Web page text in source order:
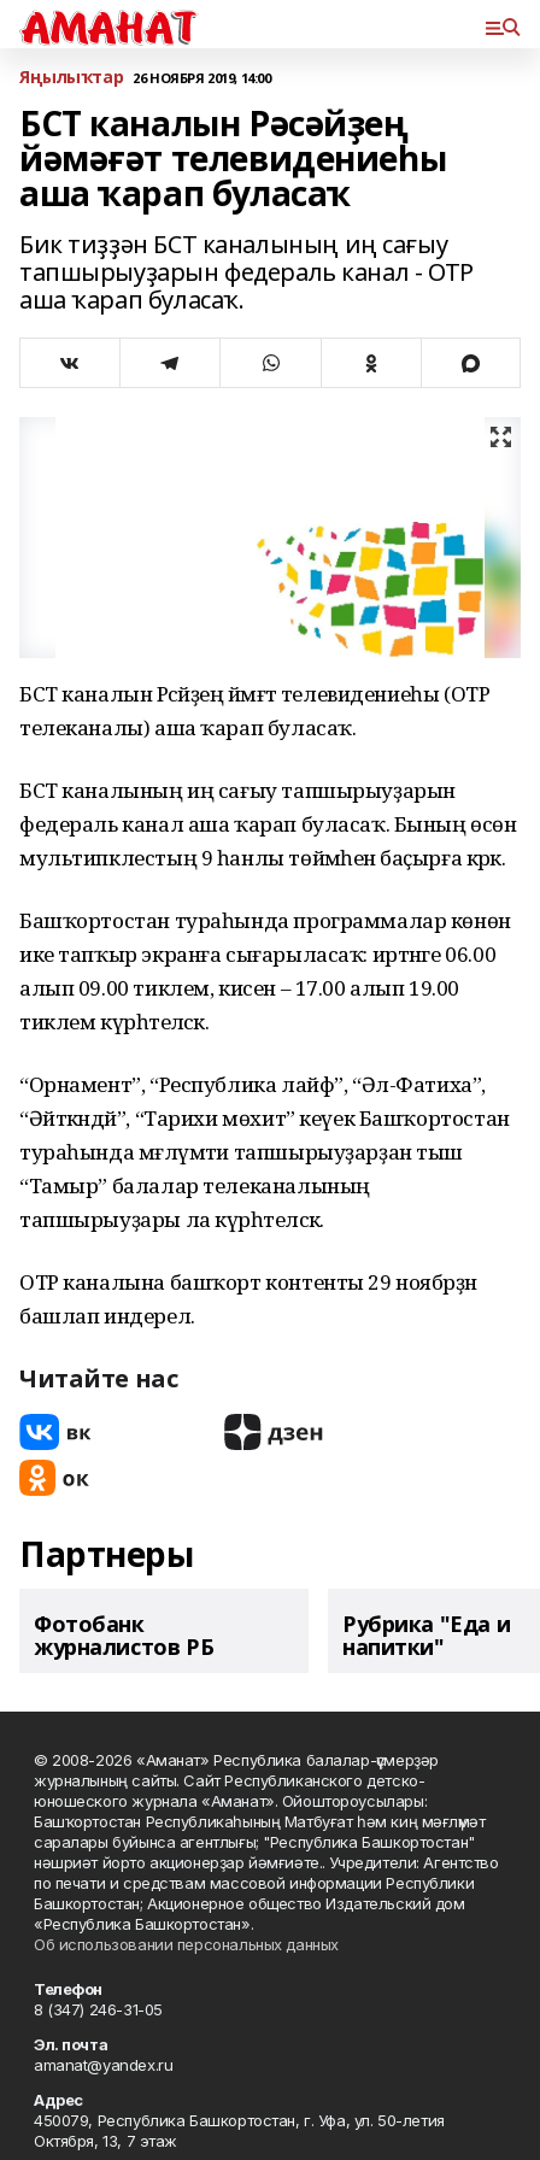
Яңылыҡтар 26 НОЯБРЯ 2019, 14:00
БСТ каналын Рәсәйҙең
йәмәғәт телевидениеһы
аша ҡарап буласаҡ
Бик тиҙҙән БСТ каналының иң сағыу
тапшырыуҙарын федераль канал - ОТР
аша ҡарап буласаҡ.
БСТ каналын Рәсәйҙең йәмәғәт телевидениеһы (ОТР
телеканалы) аша ҡарап буласаҡ.
БСТ каналының иң сағыу тапшырыуҙарын
федераль канал аша ҡарап буласаҡ. Бының өсөн
мультипклестың 9 һанлы төймәһенә баҫырға кәрәк.
Башҡортостан тураһында программалар көнөнә
ике тапҡыр экранға сығарыласаҡ: иртәнге 06.00
алып 09.00 тиклем, кисен – 17.00 алып 19.00
тиклем күрһәтеләсәк.
“Орнамент”, “Республика лайф”, “Әл-Фатиха”,
“Әйткәндәй”, “Тарихи мөхит” кеүек Башҡортостан
тураһында мәғлүмәти тапшырыуҙарҙан тыш
“Тамыр” балалар телеканалының
тапшырыуҙары ла күрһәтеләсәк.
ОТР каналына башҡорт контенты 29 ноябрҙән
башлап индерелә.
Читайте нас
Партнеры
Фотобанк
журналистов РБ
Рубрика "Еда и
напитки"
© 2008-2026 «Аманат» Республика балалар-үҫмерҙәр
журналының сайты. Сайт Республиканского детско-
юношеского журнала «Аманат». Ойоштороусылары:
Башҡортостан Республикаһының Матбуғат һәм киң мәғлүмәт
саралары буйынса агентлығы; "Республика Башкортостан"
нәшриәт йорто акционерҙар йәмғиәте.. Учредители: Агентство
по печати и средствам массовой информации Республики
Башкортостан; Акционерное общество Издательский дом
«Республика Башкортостан».
Об использовании персональных данных
Телефон
8 (347) 246-31-05
Эл. почта
amanat@yandex.ru
Адрес
450079, Республика Башкортостан, г. Уфа, ул. 50-летия
Октября, 13, 7 этаж